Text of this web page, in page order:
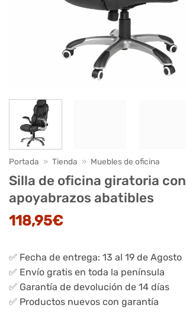
Portada » Tienda » Muebles de oficina
Silla de oficina giratoria con
apoyabrazos abatibles
118,95€
✅ Fecha de entrega: 13 al 19 de Agosto
✅ Envío gratis en toda la península
✅ Garantía de devolución de 14 días
✅ Productos nuevos con garantía